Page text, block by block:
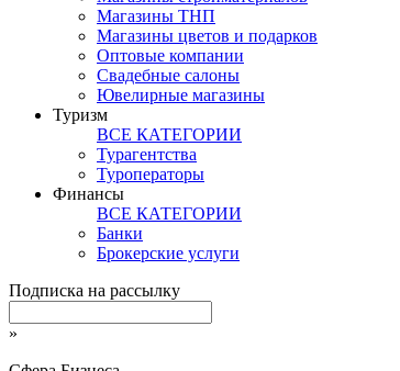
Магазины ТНП
Магазины цветов и подарков
Оптовые компании
Свадебные салоны
Ювелирные магазины
Туризм
ВСЕ КАТЕГОРИИ
Турагентства
Туроператоры
Финансы
ВСЕ КАТЕГОРИИ
Банки
Брокерские услуги
Подписка на рассылку
»